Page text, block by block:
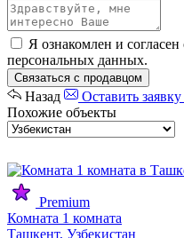
Я ознакомлен и согласен
персональных данных.
Связаться с продавцом
Назад Оставить заявку
Похожие объекты
Premium
Комната 1 комната
Ташкент, Узбекистан